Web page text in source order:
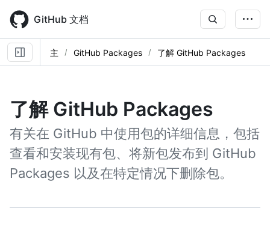
main
content
GitHub 文档
主 GitHub Packages 了解 GitHub Packages
了解 GitHub Packages
有关在 GitHub 中使用包的详细信息，包括
查看和安装现有包、将新包发布到 GitHub
Packages 以及在特定情况下删除包。